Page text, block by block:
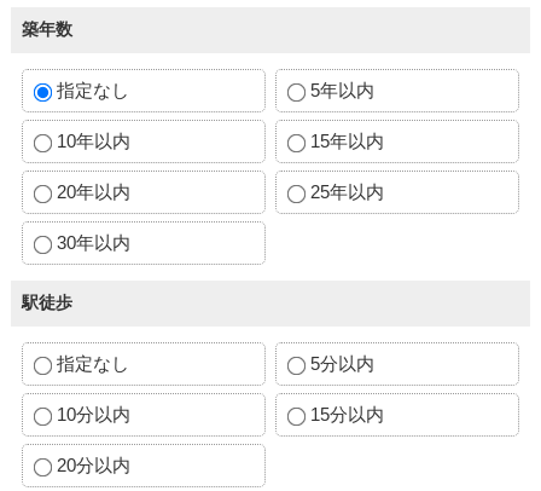
築年数
指定なし 5年以内
10年以内 15年以内
20年以内 25年以内
30年以内
駅徒歩
指定なし 5分以内
10分以内 15分以内
20分以内